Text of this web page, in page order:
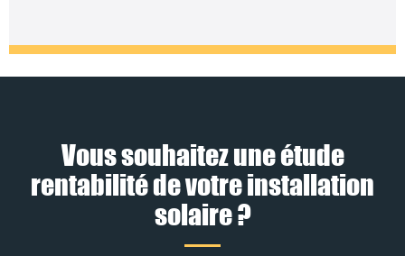
Vous souhaitez une étude
rentabilité de votre installation
solaire ?